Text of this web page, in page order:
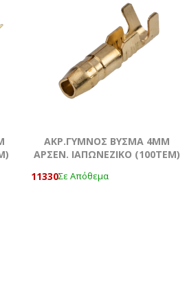
ΑΚΡ.ΓΥΜΝΟΣ ΒΥΣΜΑ 4MM
ΑΡΣΕΝ. ΙΑΠΩΝΕΖΙΚΟ (100ΤΕΜ)
11330Σε Απόθεμα